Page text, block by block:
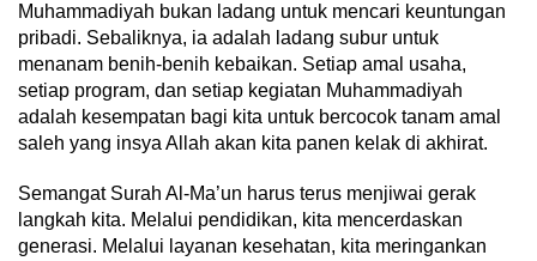
Muhammadiyah bukan ladang untuk mencari keuntungan
pribadi. Sebaliknya, ia adalah ladang subur untuk
menanam benih-benih kebaikan. Setiap amal usaha,
setiap program, dan setiap kegiatan Muhammadiyah
adalah kesempatan bagi kita untuk bercocok tanam amal
saleh yang insya Allah akan kita panen kelak di akhirat.
Semangat Surah Al-Ma’un harus terus menjiwai gerak
langkah kita. Melalui pendidikan, kita mencerdaskan
generasi. Melalui layanan kesehatan, kita meringankan